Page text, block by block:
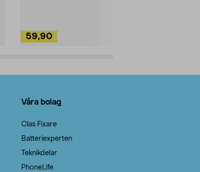
59,90
Våra bolag
Clas Fixare
Batteriexperten
Teknikdelar
PhoneLife